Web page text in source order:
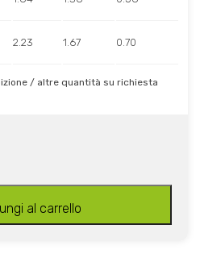
2.23 1.67 0.70
/ altre quantità su richiesta
al carrello